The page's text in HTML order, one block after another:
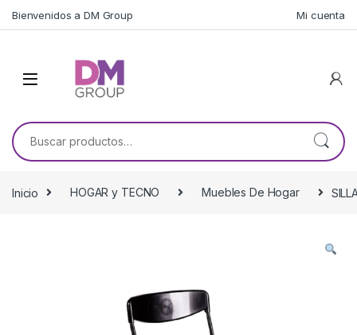
Bienvenidos a DM Group Mi cuenta
Buscar por:
Inicio HOGAR y TECNO Muebles De Hogar